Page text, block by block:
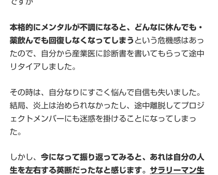
ですが
本格的にメンタルが不調になると、どんなに休んでも・
薬飲んでも回復しなくなってしまうという危機感はあっ
たので、自分から産業医に診断書を書いてもらって途中
リタイアしました。
その時は、自分なりにすごく悩んで自信も失いました。
結局、炎上は治められなかったし、途中離脱してプロジ
ェクトメンバーにも迷惑を掛けることになってしまっ
た。
しかし、 今になって振り返ってみると、あれは自分の人
生を左右する英断だったなと感じます。 サラリーマン生